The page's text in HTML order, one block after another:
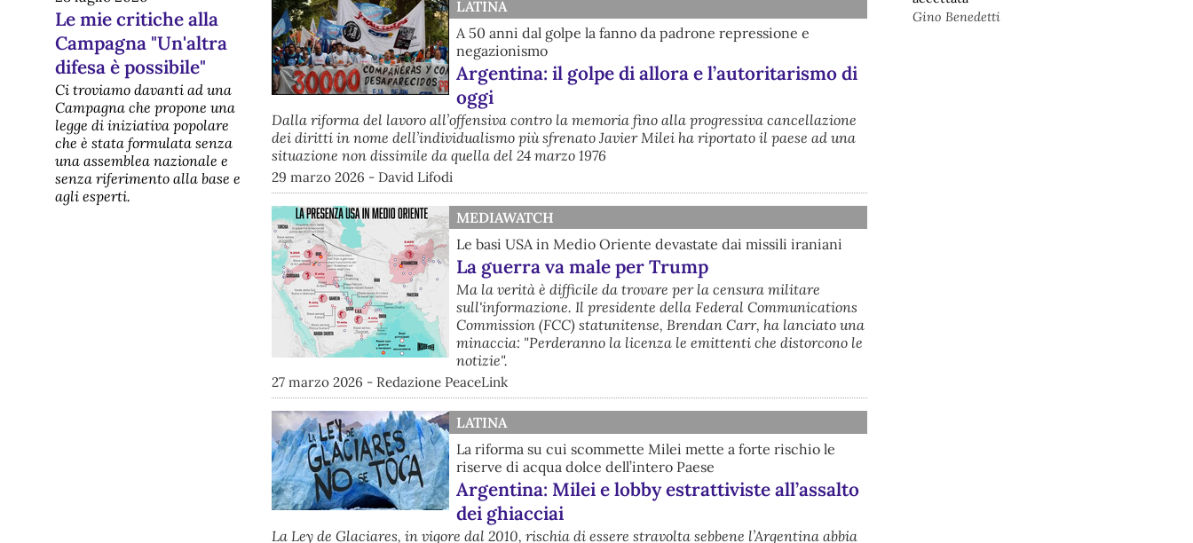
Le mie critiche alla
Campagna "Un'altra
difesa è possibile"
Ci troviamo davanti ad una
Campagna che propone una
legge di iniziativa popolare
che è stata formulata senza
una assemblea nazionale e
senza riferimento alla base e
agli esperti.
LATINA
A 50 anni dal golpe la fanno da padrone repressione e
negazionismo
Argentina: il golpe di allora e l’autoritarismo di
oggi
Dalla riforma del lavoro all’offensiva contro la memoria fino alla progressiva cancellazione
dei diritti in nome dell’individualismo più sfrenato Javier Milei ha riportato il paese ad una
situazione non dissimile da quella del 24 marzo 1976
29 marzo 2026 - David Lifodi
MEDIAWATCH
Le basi USA in Medio Oriente devastate dai missili iraniani
La guerra va male per Trump
Ma la verità è difficile da trovare per la censura militare
sull'informazione. Il presidente della Federal Communications
Commission (FCC) statunitense, Brendan Carr, ha lanciato una
minaccia: "Perderanno la licenza le emittenti che distorcono le
notizie".
27 marzo 2026 - Redazione PeaceLink
LATINA
La riforma su cui scommette Milei mette a forte rischio le
riserve di acqua dolce dell’intero Paese
Argentina: Milei e lobby estrattiviste all’assalto
dei ghiacciai
La Ley de Glaciares, in vigore dal 2010, rischia di essere stravolta sebbene l’Argentina abbia
Taranto dopo la chiusura dell’area a
caldo dell’ILVA?
Gino Benedetti